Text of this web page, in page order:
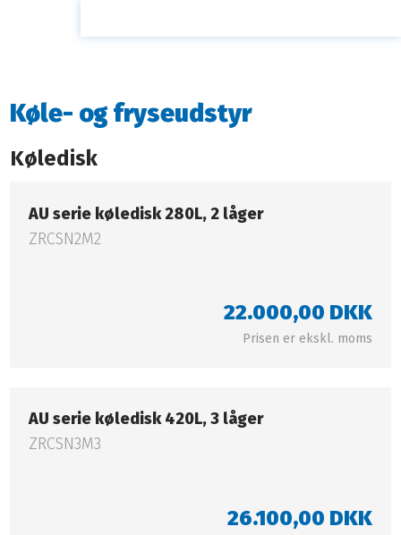
Køle- og fryseudstyr
Køledisk
AU serie køledisk 280L, 2 låger​
ZRCSN2M2
22.000,00 DKK​
Prisen er ekskl. moms​
AU serie køledisk 420L, 3 låger​
ZRCSN3M3
26.100,00 DKK​